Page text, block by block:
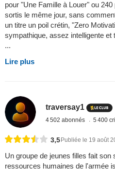
pour "Une Famille à Louer" ou
sortis le même jour, sans
un titre un poil crétin, "Zero
sympathique, assez intelligente
...
Lire plus
traversay1
4 502 abonnés 5 400
3,5Publiée le 19 août
Un groupe de jeunes filles fait son
ressources humaines de l'armée